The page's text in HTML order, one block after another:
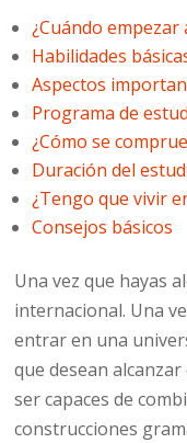
¿Cuándo
Habilidades
Aspectos
Programa de
¿Cómo se
Duración del
¿Tengo que vivir
Consejos básicos
Una vez que hayas
internacional. Una
entrar en una
que desean
ser capaces de
construcciones